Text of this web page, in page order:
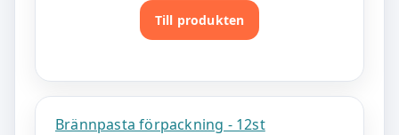
Till produkten
Brännpasta förpackning - 12st